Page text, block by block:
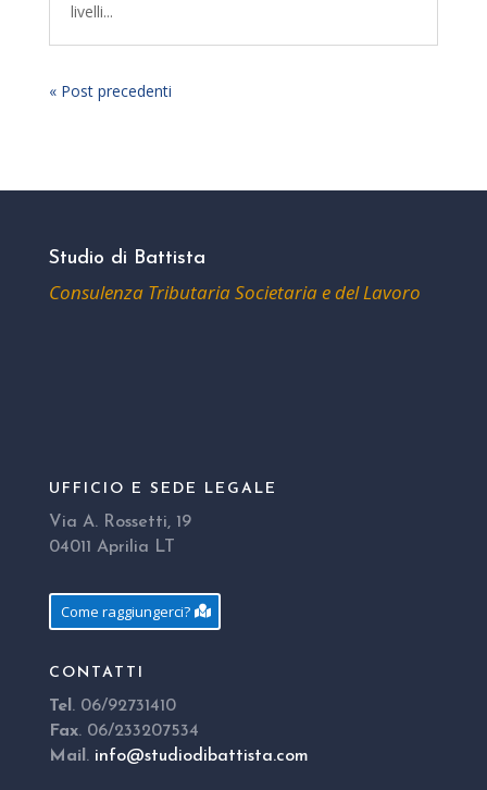
livelli...
« Post precedenti
Studio di Battista
Consulenza Tributaria Societaria e del Lavoro
UFFICIO E SEDE LEGALE
Via A. Rossetti, 19
04011 Aprilia LT
Come raggiungerci?
CONTATTI
Tel . 06/92731410
Fax. 06/233207534
Mail . info@studiodibattista.com